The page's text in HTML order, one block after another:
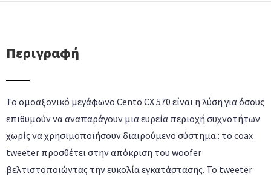
Περιγραφή
Το ομοαξονικό μεγάφωνο Cento CX 570 είναι η λύση για όσους
επιθυμούν να αναπαράγουν μια ευρεία περιοχή συχνοτήτων
χωρίς να χρησιμοποιήσουν διαιρούμενο σύστημα.: το coax
tweeter προσθέτει στην απόκριση του woofer
βελτιστοποιώντας την ευκολία εγκατάστασης. Το tweeter